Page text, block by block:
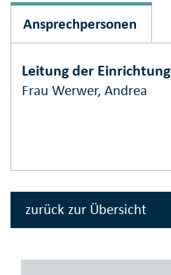
Ansprechpersonen
Leitung der Einrichtung
Frau Werwer, Andrea
zurück zur Übersicht